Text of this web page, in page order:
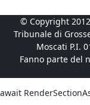
© Copyright
Tribunale di
Moscati P.I.
Fanno parte del
await